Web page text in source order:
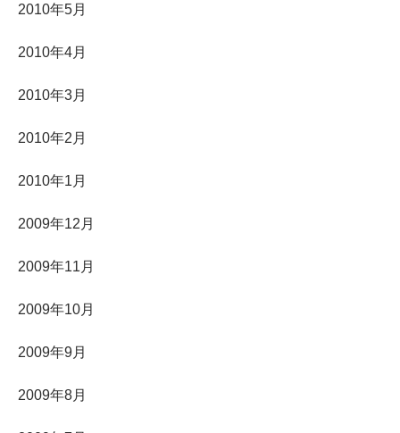
2010年5月
2010年4月
2010年3月
2010年2月
2010年1月
2009年12月
2009年11月
2009年10月
2009年9月
2009年8月